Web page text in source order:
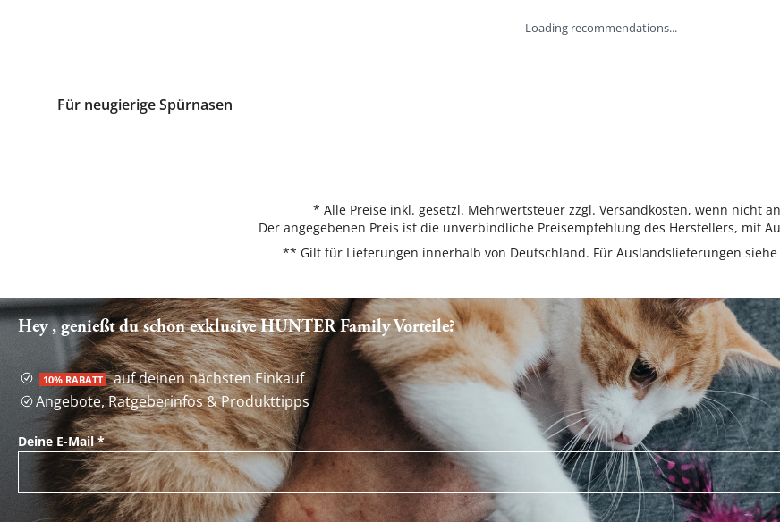
Loading recommendations...
Für neugierige Spürnasen
* Alle Preise inkl. gesetzl. Mehrwertsteuer zzgl. Versandkosten, wenn nicht
Der angegebenen Preis ist die unverbindliche Preisempfehlung des Herstellers, mit
** Gilt für Lieferungen innerhalb von Deutschland. Für Auslandslieferungen siehe
Hey , genießt du schon exklusive HUNTER Family Vorteile?
10% RABATT auf deinen nächsten Einkauf
Angebote, Ratgeberinfos & Produkttipps
Deine E-Mail*